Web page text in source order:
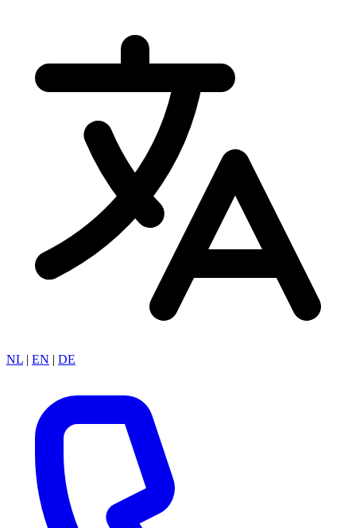
NL | EN | DE